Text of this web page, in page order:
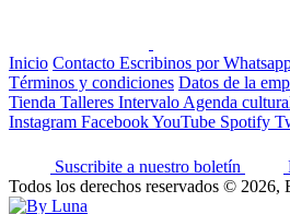
Inicio Contacto Escribinos por
Términos y condiciones Datos de la
Tienda Talleres Intervalo Agenda
Instagram FacebookYouTube Spotify
Suscribite a nuestro boletín
Todos los derechos reservados © 2026,